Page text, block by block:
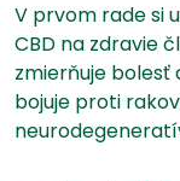
V prvom rade si
CBD na zdravie
zmierňuje bolesť
bojuje proti